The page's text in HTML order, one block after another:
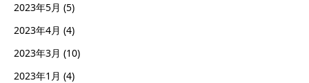
2023年5月 (5)
2023年4月 (4)
2023年3月 (10)
2023年1月 (4)